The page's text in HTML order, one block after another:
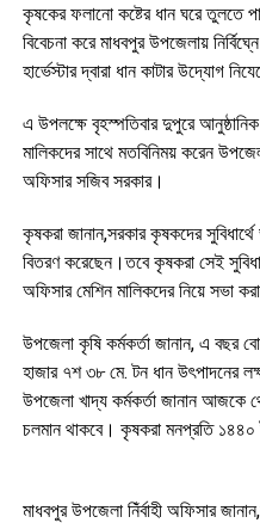
কৃষকের ফলানো কষ্টের ধান ঘরে তুলতে
বিবেচনা করে মাধবপুর উপজেলায়
হার্ভেস্টার দ্বারা ধান কাটার উদ্যোগ
এ উপলক্ষে বৃহস্পতিবার দুপুরে আনুষ্ঠানিক
মালিকদের সাথে মতবিনিময় করেন
অফিসার সজিব সরকার।
কৃষকরা জানান,সরকার কৃষকদের
বিতরণ করেছেন।তবে কৃষকরা সেই
অফিসার মেশিন মালিকদের নিয়ে সভা
উপজেলা কৃষি কর্মকর্তা জানান, এ বছর
হাজার ৭শ ৩৮ মে. টন ধান উৎপাদনের
উপজেলা খাদ্য কর্মকর্তা জানান আজকে
চলমান থাকবে। কৃষকরা মনপ্রতি ১৪৪০
মাধবপুর উপজেলা নিঁর্বাহী অফিসার